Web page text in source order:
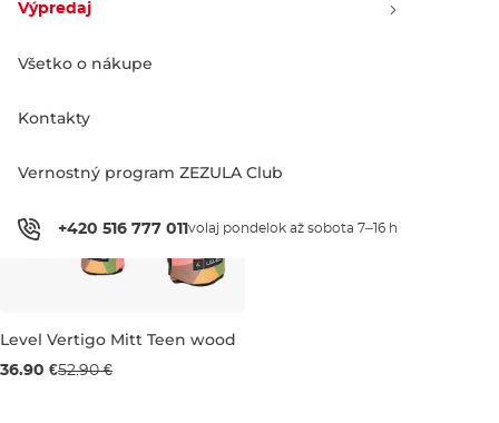
Výpredaj
Všetko o nákupe
Kontakty
Vernostný program ZEZULA Club
+420 516 777 011 volaj pondelok až sobota 7–16 h
26.90 € 45.00 €
Výpredaj -30 %
Level Vertigo Mitt Teen wood
36.90 €52.90 €